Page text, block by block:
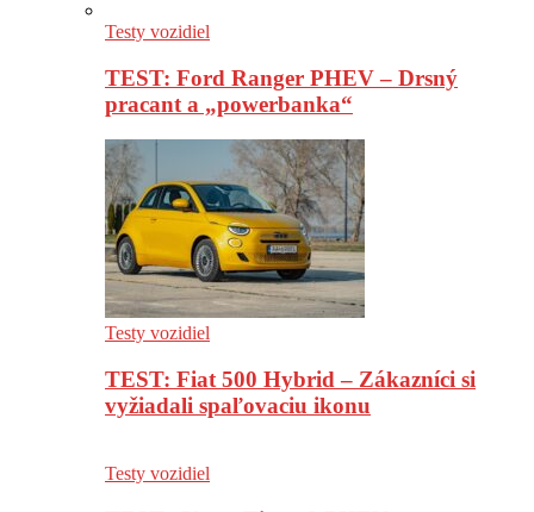
Testy vozidiel
TEST: Ford Ranger PHEV – Drsný
pracant a „powerbanka“
Testy vozidiel
TEST: Fiat 500 Hybrid – Zákazníci si
vyžiadali spaľovaciu ikonu
Testy vozidiel